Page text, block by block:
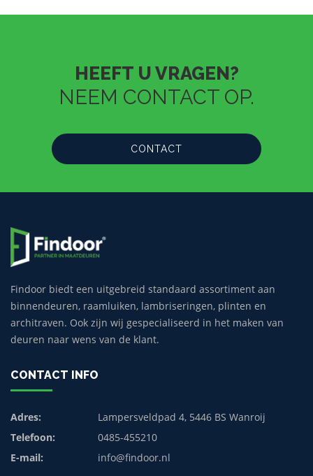
HEEFT U VRAGEN?
NEEM CONTACT OP.
CONTACT
Findoor biedt een uitgebreid standaard assortiment aan
binnendeuren, raamluiken, lambriseringen, plinten en
architraven. Ook zijn wij gespecialiseerd in het maken van
deuren naar wens van de klant.
CONTACT INFO
Adres:
Lampersveldpad 4, 5446 BS Wanroij
Telefoon:
0485-455210
E-mail:
info@findoor.nl